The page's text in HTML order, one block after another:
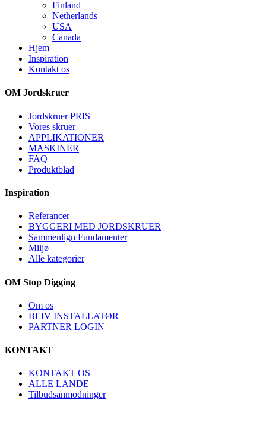
Finland
Netherlands
USA
Canada
Hjem
Inspiration
Kontakt os
OM Jordskruer
Jordskruer PRIS
Vores skruer
APPLIKATIONER
MASKINER
FAQ
Produktblad
Inspiration
Referancer
BYGGERI MED JORDSKRUER
Sammenlign Fundamenter
Miljø
Alle kategorier
OM Stop Digging
Om os
BLIV INSTALLATØR
PARTNER LOGIN
KONTAKT
KONTAKT OS
ALLE LANDE
Tilbudsanmodninger